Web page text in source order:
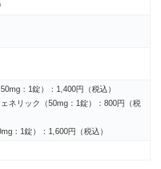
：1錠）：1,400円（税込）
ネリック（50mg：1錠）：800円（税
：1錠）：1,600円（税込）